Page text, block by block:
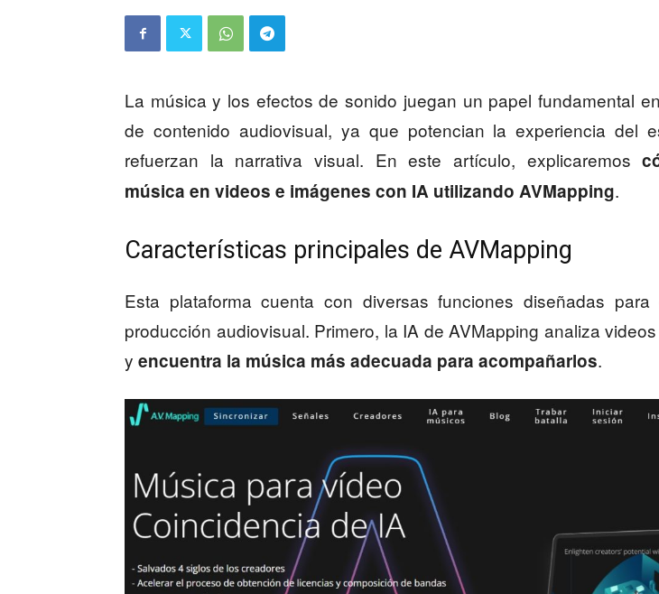
La música y los efectos de sonido juegan un papel fundamental
de contenido audiovisual, ya que potencian la experiencia del
refuerzan la narrativa visual. En este artículo, explicaremos
música en videos e imágenes con IA utilizando AVMapping.
Características principales de AVMapping
Esta plataforma cuenta con diversas funciones diseñadas para
producción audiovisual. Primero, la IA de AVMapping analiza
y encuentra la música más adecuada para acompañarlos.